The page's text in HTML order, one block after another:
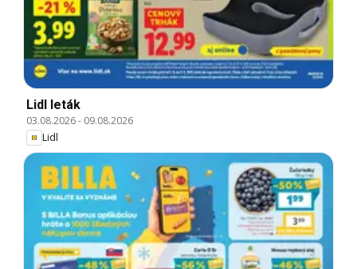
Lidl leták
03.08.2026- 09.08.2026
Lidl